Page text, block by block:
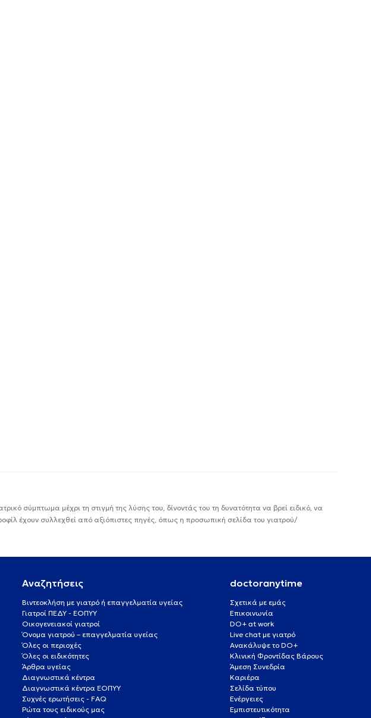
σύμπτωμα μέχρι τη στιγμή της λύσης του, δίνοντάς του τη δυνατότητα να βρεί ειδικό, να
έχουν συλλεχθεί από αξιόπιστες πηγές, όπως η προσωπική σελίδα του γιατρού/
Αναζητήσεις
Βιντεοκλήση με γιατρό ή επαγγελματία υγείας
Γιατροί ΠΕΔΥ - ΕΟΠΥΥ
Οικογενειακοί γιατροί
Όνομα γιατρού – επαγγελματία υγείας
Όλες οι περιοχές
Όλες οι ειδικότητες
Άρθρα υγείας
Διαγνωστικά κέντρα
Διαγνωστικά κέντρα ΕΟΠΥΥ
Συχνές ερωτήσεις - FAQ
Ρώτα τους ειδικούς μας
doctoranytime
Σχετικά με εμάς
Επικοινωνία
DO+ at work
Live chat με γιατρό
Ανακάλυψε το DO+
Κλινική Φροντίδας Βάρους
Άμεση Συνεδρία
Καριέρα
Σελίδα τύπου
Ενέργειες
Εμπιστευτικότητα